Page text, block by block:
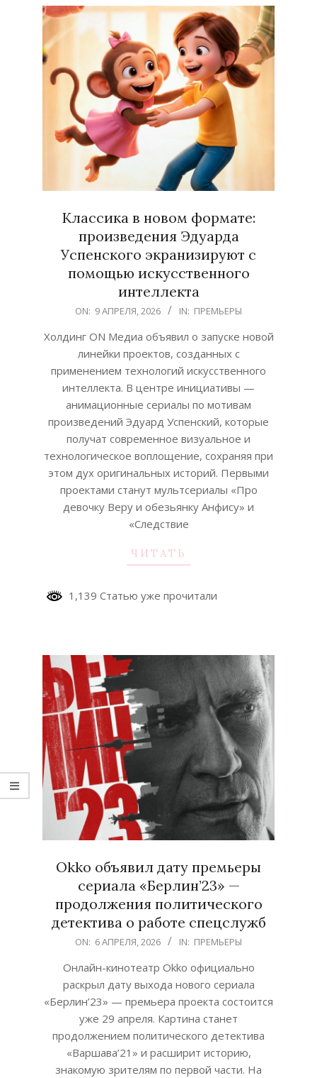
Классика в новом формате:
произведения Эдуарда
Успенского экранизируют с
помощью искусственного
интеллекта
09
ON: 9 АПРЕЛЯ, 2026 IN: ПРЕМЬЕРЫ
Холдинг ON Медиа объявил о запуске новой
линейки проектов, созданных с
применением технологий искусственного
интеллекта. В центре инициативы —
анимационные сериалы по мотивам
произведений Эдуард Успенский, которые
получат современное визуальное и
технологическое воплощение, сохраняя при
этом дух оригинальных историй. Первыми
проектами станут мультсериалы «Про
девочку Веру и обезьянку Анфису» и
«Следствие
ЧИТАТЬ
1,139 Статью уже прочитали
Okko объявил дату премьеры
сериала «Берлин’23» —
продолжения политического
детектива о работе спецслужб
ON: 6 АПРЕЛЯ, 2026 IN: ПРЕМЬЕРЫ
Онлайн-кинотеатр Okko официально
раскрыл дату выхода нового сериала
«Берлин’23» — премьера проекта состоится
уже 29 апреля. Картина станет
продолжением политического детектива
«Варшава’21» и расширит историю,
знакомую зрителям по первой части. На